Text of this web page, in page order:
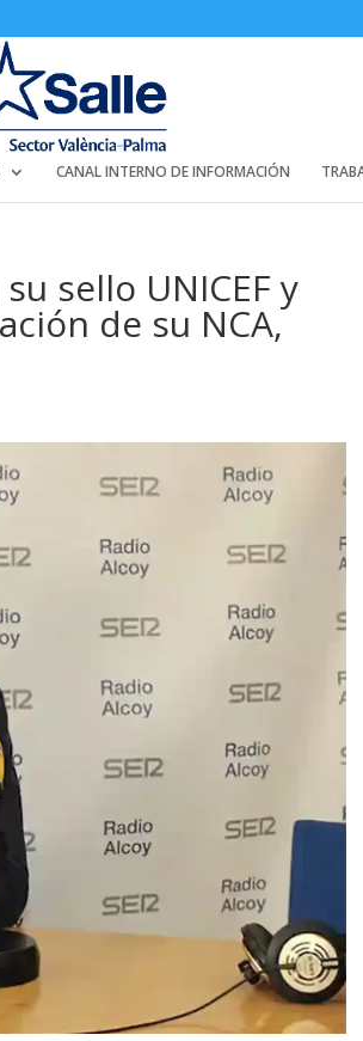
CANAL INTERNO DE INFORMACIÓN
sello UNICEF y
de su NCA,